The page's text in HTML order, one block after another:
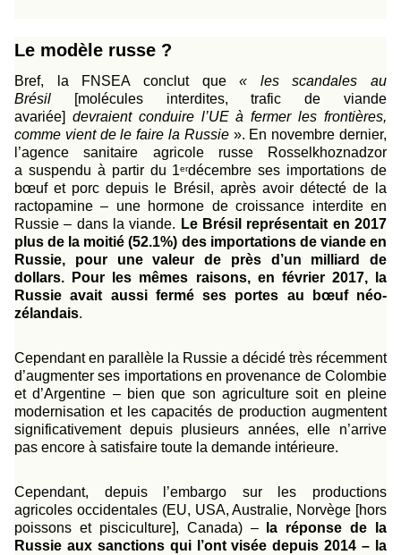
Le modèle russe ?
Bref, la FNSEA conclut que« les scandales au
Brésil [molécules interdites,trafic de viande
avariée] devraient conduire l’UE à fermer les frontières,
comme vient de le faire la Russie». En novembre dernier,
l’agence sanitaire agricole russe Rosselkhoznadzor
a suspendu à partir du 1erdécembre ses importations de
bœuf et porc depuis le Brésil , après avoir détecté de la
ractopamine – une hormone de croissance interdite en
Russie – dans la viande. Le Brésil représentait en 2017
plus de la moitié (52.1%) des importations de viande en
Russie, pour unevaleur de près d’un milliard de
dollars. Pour les mêmes raisons, en février 2017, la
Russie avait aussi fermé ses portes au bœuf néo-
zélandais.
Cependant en parallèle la Russie a décidé très récemment
d’augmenter ses importations en provenance de Colombie
et d’Argentine – bien que son agriculture soit en pleine
modernisation et les capacités de production augmentent
significativementdepuis plusieurs années, elle n’arrive
pas encore à satisfaire toute la demande intérieure.
Cependant, depuis l’embargo sur les productions
agricoles occidentales (EU, USA, Australie, Norvège [hors
poissons et pisciculture], Canada) –
la réponse de la
Russie aux sanctions qui l’ont visée depuis 2014 – la